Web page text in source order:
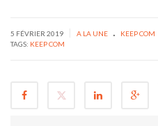
5 FÉVRIER 2019 A LA UNE . KEEP COM
TAGS: KEEP COM